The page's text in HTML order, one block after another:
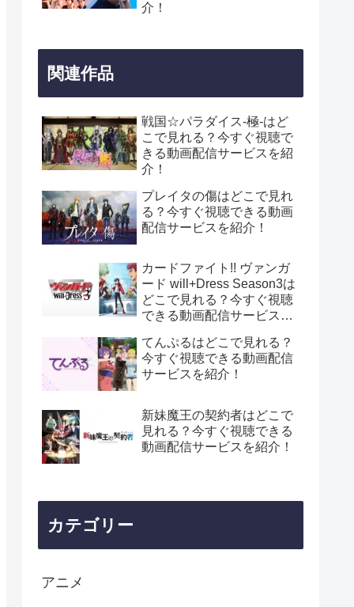
介！
関連作品
戦国☆パラダイス-極-はど
こで見れる？今すぐ視聴で
きる動画配信サービスを紹
介！
プレイタの傷はどこで見れ
る？今すぐ視聴できる動画
配信サービスを紹介！
カードファイト!! ヴァンガ
ード will+Dress Season3は
どこで見れる？今すぐ視聴
できる動画配信サービスを
てんぷるはどこで見れる？
今すぐ視聴できる動画配信
サービスを紹介！
新妹魔王の契約者はどこで
見れる？今すぐ視聴できる
動画配信サービスを紹介！
カテゴリー
アニメ